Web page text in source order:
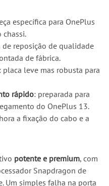
específica para OnePlus
chassi.
de reposição de qualidade
de fábrica.
: placa leve mas robusta para
rápido: preparada para
do OnePlus 13.
a fixação do cabo e a
potente e premium, com
Snapdragon de
Um simples falha na porta